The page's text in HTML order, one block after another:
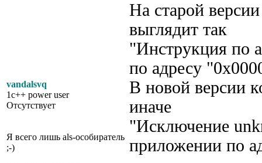
vandalsvq
1c++ power user
Отсутствует
Я всего лишь als-особиратель
;-)
На старой
выглядит так
"Инструкция по
по адресу
В новой версии
иначе
"Исключение
приложении по